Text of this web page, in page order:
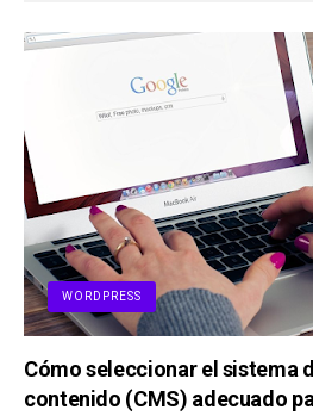
WORDPRESS
Cómo seleccionar el sistema
contenido (CMS) adecuado